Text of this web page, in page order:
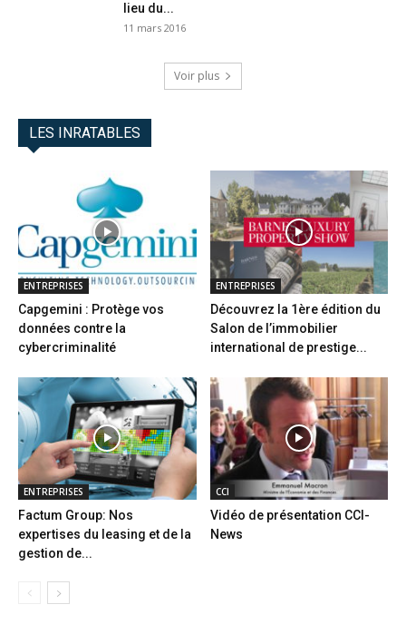
lieu du...
11 mars 2016
Voir plus
LES INRATABLES
ENTREPRISES
Capgemini : Protège vos
données contre la
cybercriminalité
ENTREPRISES
Découvrez la 1ère édition du
Salon de l’immobilier
international de prestige...
ENTREPRISES
Factum Group: Nos
expertises du leasing et de la
gestion de...
CCI
Vidéo de présentation CCI-
News